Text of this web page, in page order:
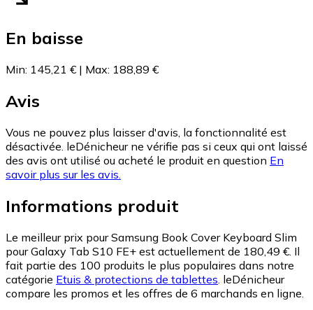
En baisse
Min: 145,21 € | Max: 188,89 €
Avis
Vous ne pouvez plus laisser d'avis, la fonctionnalité est
désactivée. leDénicheur ne vérifie pas si ceux qui ont laissé
des avis ont utilisé ou acheté le produit en question En
savoir plus sur les avis.
Informations produit
Le meilleur prix pour Samsung Book Cover Keyboard Slim
pour Galaxy Tab S10 FE+ est actuellement de 180,49 €. Il
fait partie des 100 produits le plus populaires dans notre
catégorie Etuis & protections de tablettes leDénicheur
compare les promos et les offres de 6 marchands en ligne.